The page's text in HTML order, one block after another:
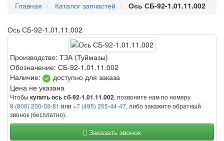
Главная Каталог запчастей Ось СБ-92-1.01.11.002
Ось СБ-92-1.01.11.002
Производство: ТЗА (Туймазы)
Обозначение: СБ-92-1.01.11.002
Наличие:
доступно для заказа
Цена не указана
Чтобы купить ось сб-92-1.01.11.002, позвоните нам по номеру
8 (800) 200-03-81 или +7 (495) 255-44-47, либо закажите обратный
звонок (бесплатно).
Заказать звонок